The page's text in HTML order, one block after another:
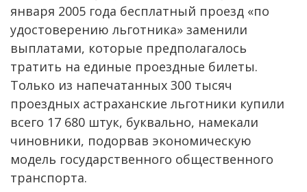
января 2005 года бесплатный проезд «по
удостоверению льготника» заменили
выплатами, которые предполагалось
тратить на единые проездные билеты.
Только из напечатанных 300 тысяч
проездных астраханские льготники купили
всего 17 680 штук, буквально, намекали
чиновники, подорвав экономическую
модель государственного общественного
транспорта.